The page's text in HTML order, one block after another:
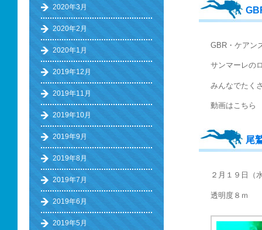
GBR・ケアン
サンマーレの
みんなでたく
動画はこ
尾
２月１９日（
透明度８ｍ
2020年3月
2020年2月
2020年1月
2019年12月
2019年11月
2019年10月
2019年9月
2019年8月
2019年7月
2019年6月
2019年5月